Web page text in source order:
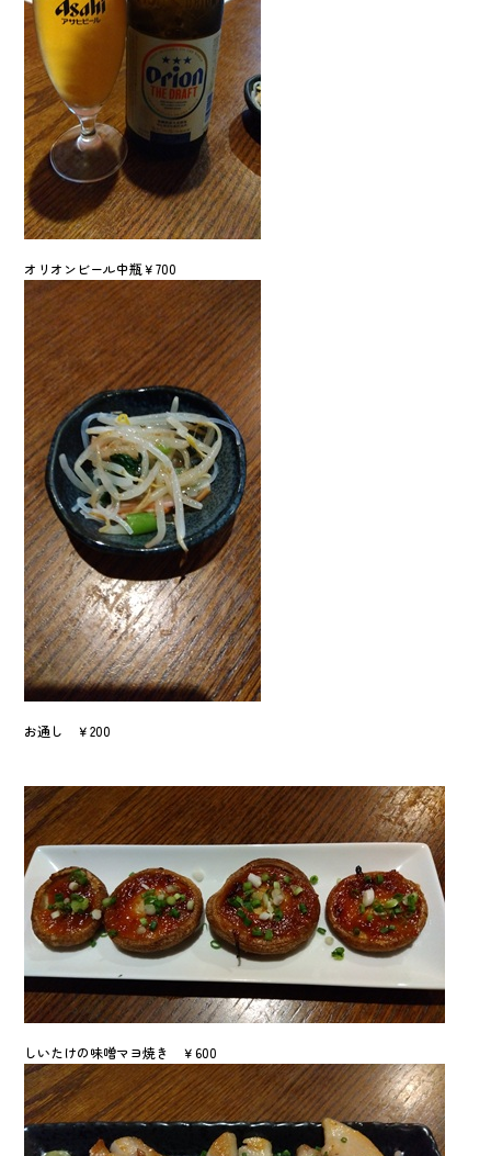
オリオンビール中瓶￥700
お通し ￥200
しいたけの味噌マヨ焼き ￥600